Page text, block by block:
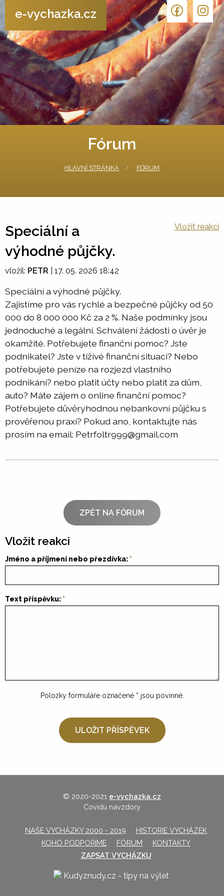
e-vychazka.cz
Fórum
HLAVNÍ STRÁNKA FÓRUM
Speciální a
výhodné půjčky.
Vložit reakci
vložil: PETR 17. 05. 2026 18:42
Speciální a výhodné půjčky.
Zajistíme pro vás rychlé a bezpečné půjčky od 50
000 do 8 000 000 Kč za 2 %. Naše podmínky jsou
jednoduché a legální. Schválení žádosti o úvěr je
okamžité. Potřebujete finanční pomoc? Jste
podnikatel? Jste v tíživé finanční situaci? Nebo
potřebujete peníze na rozjezd vlastního
podnikání? nebo platit účty nebo platit za dům,
auto? Máte zájem o online finanční pomoc?
Potřebujete důvěryhodnou nebankovní půjčku s
prověřenou praxí? Pokud ano, kontaktujte nás
prosím na email: Petrfoltr999@gmail.com
ZPĚT NA FÓRUM
Vložit reakci
Jméno a příjmení nebo přezdívka:
Text příspěvku:
Položky formuláře označené * jsou povinné.
© 2020-2021 e-vychazka.cz
Covidu navzdory
NAŠE VYCHÁZKY 2000 - 2019
HISTORIE VYCHÁZEK
KOHO PODPOŘÍME
FÓRUM
KONTAKTY
ZAPSAT VYCHÁZKU